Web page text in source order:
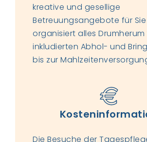
kreative und gesellige
Betreuungsangebote für
organisiert alles Drumherum
inkludierten Abhol- und
bis zur
Die Besuche der